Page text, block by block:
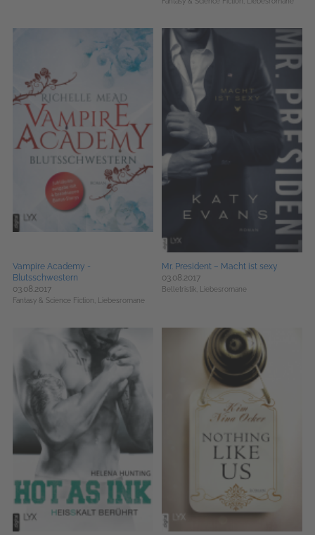
Vampire Academy -
Blutsschwestern
03.08.2017
Fantasy & Science Fiction, Liebesromane
Mr. President – Macht ist sexy
03.08.2017
Belletristik, Liebesromane